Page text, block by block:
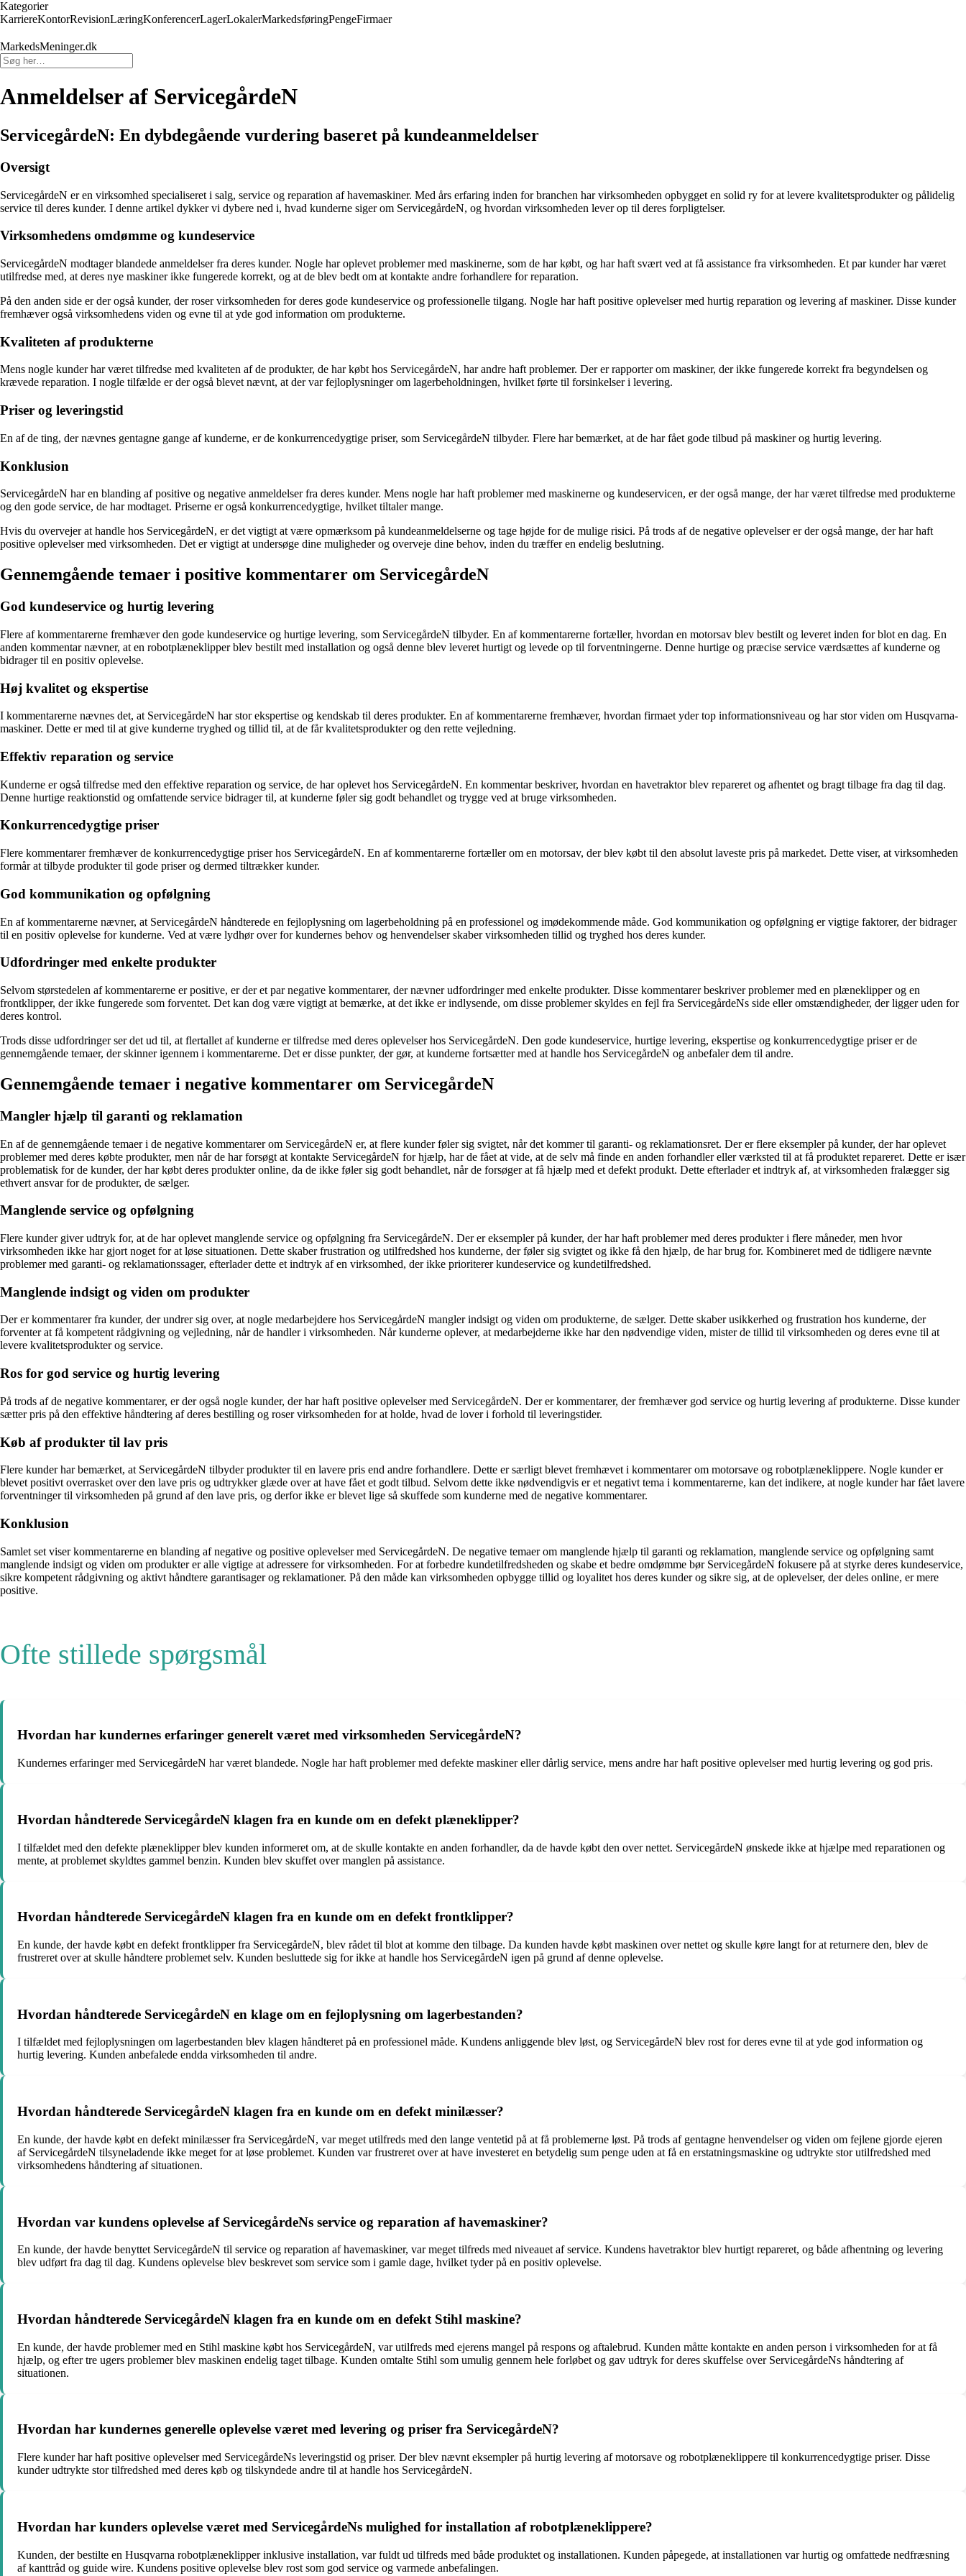
Kategorier
KarriereKontorRevisionLæringKonferencerLagerLokalerMarkedsføringPengeFirmaer
MarkedsMeninger.dk
Anmeldelser af ServicegårdeN
ServicegårdeN: En dybdegående vurdering baseret på kundeanmeldelser
Oversigt
ServicegårdeN er en virksomhed specialiseret i salg, service og reparation af havemaskiner. Med års erfaring inden for branchen har virksomheden opbygget en solid ry for at levere kvalitetsprodukter og pålidelig
service til deres kunder. I denne artikel dykker vi dybere ned i, hvad kunderne siger om ServicegårdeN, og hvordan virksomheden lever op til deres forpligtelser.
Virksomhedens omdømme og kundeservice
ServicegårdeN modtager blandede anmeldelser fra deres kunder. Nogle har oplevet problemer med maskinerne, som de har købt, og har haft svært ved at få assistance fra virksomheden. Et par kunder har været
utilfredse med, at deres nye maskiner ikke fungerede korrekt, og at de blev bedt om at kontakte andre forhandlere for reparation.
På den anden side er der også kunder, der roser virksomheden for deres gode kundeservice og professionelle tilgang. Nogle har haft positive oplevelser med hurtig reparation og levering af maskiner. Disse kunder
fremhæver også virksomhedens viden og evne til at yde god information om produkterne.
Kvaliteten af produkterne
Mens nogle kunder har været tilfredse med kvaliteten af de produkter, de har købt hos ServicegårdeN, har andre haft problemer. Der er rapporter om maskiner, der ikke fungerede korrekt fra begyndelsen og
krævede reparation. I nogle tilfælde er der også blevet nævnt, at der var fejloplysninger om lagerbeholdningen, hvilket førte til forsinkelser i levering.
Priser og leveringstid
En af de ting, der nævnes gentagne gange af kunderne, er de konkurrencedygtige priser, som ServicegårdeN tilbyder. Flere har bemærket, at de har fået gode tilbud på maskiner og hurtig levering.
Konklusion
ServicegårdeN har en blanding af positive og negative anmeldelser fra deres kunder. Mens nogle har haft problemer med maskinerne og kundeservicen, er der også mange, der har været tilfredse med produkterne
og den gode service, de har modtaget. Priserne er også konkurrencedygtige, hvilket tiltaler mange.
Hvis du overvejer at handle hos ServicegårdeN, er det vigtigt at være opmærksom på kundeanmeldelserne og tage højde for de mulige risici. På trods af de negative oplevelser er der også mange, der har haft
positive oplevelser med virksomheden. Det er vigtigt at undersøge dine muligheder og overveje dine behov, inden du træffer en endelig beslutning.
Gennemgående temaer i positive kommentarer om ServicegårdeN
God kundeservice og hurtig levering
Flere af kommentarerne fremhæver den gode kundeservice og hurtige levering, som ServicegårdeN tilbyder. En af kommentarerne fortæller, hvordan en motorsav blev bestilt og leveret inden for blot en dag. En
anden kommentar nævner, at en robotplæneklipper blev bestilt med installation og også denne blev leveret hurtigt og levede op til forventningerne. Denne hurtige og præcise service værdsættes af kunderne og
bidrager til en positiv oplevelse.
Høj kvalitet og ekspertise
I kommentarerne nævnes det, at ServicegårdeN har stor ekspertise og kendskab til deres produkter. En af kommentarerne fremhæver, hvordan firmaet yder top informationsniveau og har stor viden om Husqvarna-
maskiner. Dette er med til at give kunderne tryghed og tillid til, at de får kvalitetsprodukter og den rette vejledning.
Effektiv reparation og service
Kunderne er også tilfredse med den effektive reparation og service, de har oplevet hos ServicegårdeN. En kommentar beskriver, hvordan en havetraktor blev repareret og afhentet og bragt tilbage fra dag til dag.
Denne hurtige reaktionstid og omfattende service bidrager til, at kunderne føler sig godt behandlet og trygge ved at bruge virksomheden.
Konkurrencedygtige priser
Flere kommentarer fremhæver de konkurrencedygtige priser hos ServicegårdeN. En af kommentarerne fortæller om en motorsav, der blev købt til den absolut laveste pris på markedet. Dette viser, at virksomheden
formår at tilbyde produkter til gode priser og dermed tiltrækker kunder.
God kommunikation og opfølgning
En af kommentarerne nævner, at ServicegårdeN håndterede en fejloplysning om lagerbeholdning på en professionel og imødekommende måde. God kommunikation og opfølgning er vigtige faktorer, der bidrager
til en positiv oplevelse for kunderne. Ved at være lydhør over for kundernes behov og henvendelser skaber virksomheden tillid og tryghed hos deres kunder.
Udfordringer med enkelte produkter
Selvom størstedelen af kommentarerne er positive, er der et par negative kommentarer, der nævner udfordringer med enkelte produkter. Disse kommentarer beskriver problemer med en plæneklipper og en
frontklipper, der ikke fungerede som forventet. Det kan dog være vigtigt at bemærke, at det ikke er indlysende, om disse problemer skyldes en fejl fra ServicegårdeNs side eller omstændigheder, der ligger uden for
deres kontrol.
Trods disse udfordringer ser det ud til, at flertallet af kunderne er tilfredse med deres oplevelser hos ServicegårdeN. Den gode kundeservice, hurtige levering, ekspertise og konkurrencedygtige priser er de
gennemgående temaer, der skinner igennem i kommentarerne. Det er disse punkter, der gør, at kunderne fortsætter med at handle hos ServicegårdeN og anbefaler dem til andre.
Gennemgående temaer i negative kommentarer om ServicegårdeN
Mangler hjælp til garanti og reklamation
En af de gennemgående temaer i de negative kommentarer om ServicegårdeN er, at flere kunder føler sig svigtet, når det kommer til garanti- og reklamationsret. Der er flere eksempler på kunder, der har oplevet
problemer med deres købte produkter, men når de har forsøgt at kontakte ServicegårdeN for hjælp, har de fået at vide, at de selv må finde en anden forhandler eller værksted til at få produktet repareret. Dette er især
problematisk for de kunder, der har købt deres produkter online, da de ikke føler sig godt behandlet, når de forsøger at få hjælp med et defekt produkt. Dette efterlader et indtryk af, at virksomheden fralægger sig
ethvert ansvar for de produkter, de sælger.
Manglende service og opfølgning
Flere kunder giver udtryk for, at de har oplevet manglende service og opfølgning fra ServicegårdeN. Der er eksempler på kunder, der har haft problemer med deres produkter i flere måneder, men hvor
virksomheden ikke har gjort noget for at løse situationen. Dette skaber frustration og utilfredshed hos kunderne, der føler sig svigtet og ikke få den hjælp, de har brug for. Kombineret med de tidligere nævnte
problemer med garanti- og reklamationssager, efterlader dette et indtryk af en virksomhed, der ikke prioriterer kundeservice og kundetilfredshed.
Manglende indsigt og viden om produkter
Der er kommentarer fra kunder, der undrer sig over, at nogle medarbejdere hos ServicegårdeN mangler indsigt og viden om produkterne, de sælger. Dette skaber usikkerhed og frustration hos kunderne, der
forventer at få kompetent rådgivning og vejledning, når de handler i virksomheden. Når kunderne oplever, at medarbejderne ikke har den nødvendige viden, mister de tillid til virksomheden og deres evne til at
levere kvalitetsprodukter og service.
Ros for god service og hurtig levering
På trods af de negative kommentarer, er der også nogle kunder, der har haft positive oplevelser med ServicegårdeN. Der er kommentarer, der fremhæver god service og hurtig levering af produkterne. Disse kunder
sætter pris på den effektive håndtering af deres bestilling og roser virksomheden for at holde, hvad de lover i forhold til leveringstider.
Køb af produkter til lav pris
Flere kunder har bemærket, at ServicegårdeN tilbyder produkter til en lavere pris end andre forhandlere. Dette er særligt blevet fremhævet i kommentarer om motorsave og robotplæneklippere. Nogle kunder er
blevet positivt overrasket over den lave pris og udtrykker glæde over at have fået et godt tilbud. Selvom dette ikke nødvendigvis er et negativt tema i kommentarerne, kan det indikere, at nogle kunder har fået lavere
forventninger til virksomheden på grund af den lave pris, og derfor ikke er blevet lige så skuffede som kunderne med de negative kommentarer.
Konklusion
Samlet set viser kommentarerne en blanding af negative og positive oplevelser med ServicegårdeN. De negative temaer om manglende hjælp til garanti og reklamation, manglende service og opfølgning samt
manglende indsigt og viden om produkter er alle vigtige at adressere for virksomheden. For at forbedre kundetilfredsheden og skabe et bedre omdømme bør ServicegårdeN fokusere på at styrke deres kundeservice,
sikre kompetent rådgivning og aktivt håndtere garantisager og reklamationer. På den måde kan virksomheden opbygge tillid og loyalitet hos deres kunder og sikre sig, at de oplevelser, der deles online, er mere
positive.
Ofte stillede spørgsmål
Hvordan har kundernes erfaringer generelt været med virksomheden ServicegårdeN?
Kundernes erfaringer med ServicegårdeN har været blandede. Nogle har haft problemer med defekte maskiner eller dårlig service, mens andre har haft positive oplevelser med hurtig levering og god pris.
Hvordan håndterede ServicegårdeN klagen fra en kunde om en defekt plæneklipper?
I tilfældet med den defekte plæneklipper blev kunden informeret om, at de skulle kontakte en anden forhandler, da de havde købt den over nettet. ServicegårdeN ønskede ikke at hjælpe med reparationen og
mente, at problemet skyldtes gammel benzin. Kunden blev skuffet over manglen på assistance.
Hvordan håndterede ServicegårdeN klagen fra en kunde om en defekt frontklipper?
En kunde, der havde købt en defekt frontklipper fra ServicegårdeN, blev rådet til blot at komme den tilbage. Da kunden havde købt maskinen over nettet og skulle køre langt for at returnere den, blev de
frustreret over at skulle håndtere problemet selv. Kunden besluttede sig for ikke at handle hos ServicegårdeN igen på grund af denne oplevelse.
Hvordan håndterede ServicegårdeN en klage om en fejloplysning om lagerbestanden?
I tilfældet med fejloplysningen om lagerbestanden blev klagen håndteret på en professionel måde. Kundens anliggende blev løst, og ServicegårdeN blev rost for deres evne til at yde god information og
hurtig levering. Kunden anbefalede endda virksomheden til andre.
Hvordan håndterede ServicegårdeN klagen fra en kunde om en defekt minilæsser?
En kunde, der havde købt en defekt minilæsser fra ServicegårdeN, var meget utilfreds med den lange ventetid på at få problemerne løst. På trods af gentagne henvendelser og viden om fejlene gjorde ejeren
af ServicegårdeN tilsyneladende ikke meget for at løse problemet. Kunden var frustreret over at have investeret en betydelig sum penge uden at få en erstatningsmaskine og udtrykte stor utilfredshed med
virksomhedens håndtering af situationen.
Hvordan var kundens oplevelse af ServicegårdeNs service og reparation af havemaskiner?
En kunde, der havde benyttet ServicegårdeN til service og reparation af havemaskiner, var meget tilfreds med niveauet af service. Kundens havetraktor blev hurtigt repareret, og både afhentning og levering
blev udført fra dag til dag. Kundens oplevelse blev beskrevet som service som i gamle dage, hvilket tyder på en positiv oplevelse.
Hvordan håndterede ServicegårdeN klagen fra en kunde om en defekt Stihl maskine?
En kunde, der havde problemer med en Stihl maskine købt hos ServicegårdeN, var utilfreds med ejerens mangel på respons og aftalebrud. Kunden måtte kontakte en anden person i virksomheden for at få
hjælp, og efter tre ugers problemer blev maskinen endelig taget tilbage. Kunden omtalte Stihl som umulig gennem hele forløbet og gav udtryk for deres skuffelse over ServicegårdeNs håndtering af
situationen.
Hvordan har kundernes generelle oplevelse været med levering og priser fra ServicegårdeN?
Flere kunder har haft positive oplevelser med ServicegårdeNs leveringstid og priser. Der blev nævnt eksempler på hurtig levering af motorsave og robotplæneklippere til konkurrencedygtige priser. Disse
kunder udtrykte stor tilfredshed med deres køb og tilskyndede andre til at handle hos ServicegårdeN.
Hvordan har kunders oplevelse været med ServicegårdeNs mulighed for installation af robotplæneklippere?
Kunden, der bestilte en Husqvarna robotplæneklipper inklusive installation, var fuldt ud tilfreds med både produktet og installationen. Kunden påpegede, at installationen var hurtig og omfattede nedfræsning
af kanttråd og guide wire. Kundens positive oplevelse blev rost som god service og varmede anbefalingen.